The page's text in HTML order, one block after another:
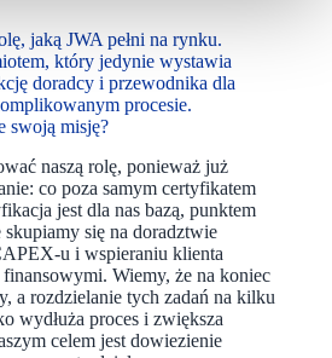
jaką JWA pełni na rynku.
który jedynie wystawia
doradcy i przewodnika dla
procesie.
swoją misję?
naszą rolę, ponieważ już
co poza samym certyfikatem
jest dla nas bazą, punktem
się na doradztwie
u i wspieraniu klienta
Wiemy, że na koniec
a rozdzielanie tych zadań na kilku
wydłuża proces i zwiększa
celem jest dowiezienie